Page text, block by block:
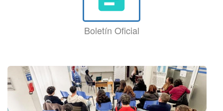
Boletín Oficial